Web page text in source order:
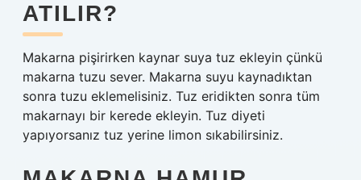
ATILIR?
Makarna pişirirken kaynar suya tuz ekleyin çünkü
makarna tuzu sever. Makarna suyu kaynadıktan
sonra tuzu eklemelisiniz. Tuz eridikten sonra tüm
makarnayı bir kerede ekleyin. Tuz diyeti
yapıyorsanız tuz yerine limon sıkabilirsiniz.